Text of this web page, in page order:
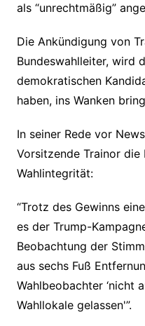
als “unrechtmäßig”
Die Ankündigung von
Bundeswahlleiter, wird
demokratischen
haben, ins Wanken
In seiner Rede vor
Vorsitzende Trainor die
Wahlintegrität:
“Trotz des Gewinns
es der Trump-
Beobachtung der
aus sechs Fuß
Wahlbeobachter ‘nicht
Wahllokale gelassen'”.